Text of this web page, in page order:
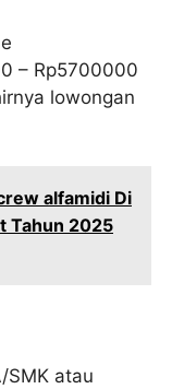
– Rp5700000
lowongan
alfamidi Di
Tahun 2025
SMK atau